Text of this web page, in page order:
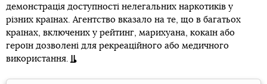
демонстрація доступності нелегальних наркотиків у
різних країнах. Агентство вказало на те, що в багатьох
країнах, включених у рейтинг, марихуана, кокаїн або
героїн дозволені для рекреаційного або медичного
використання.